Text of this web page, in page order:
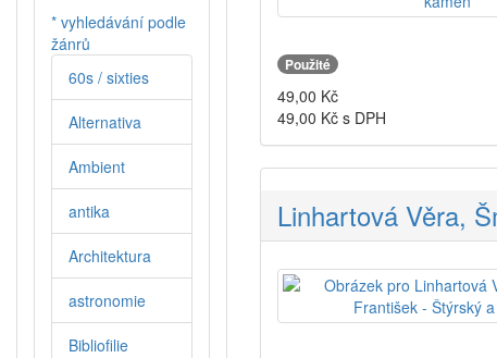
Použité
49,00 Kč
49,00 Kč s DPH
Linhartová Věra,
* vyhledávání podle
žánrů
60s / sixties
Alternativa
Ambient
antika
Architektura
astronomie
Bibliofilie